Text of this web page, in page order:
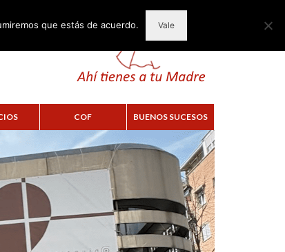
COF BUENOS SUCESOS
que estás de acuerdo. Vale